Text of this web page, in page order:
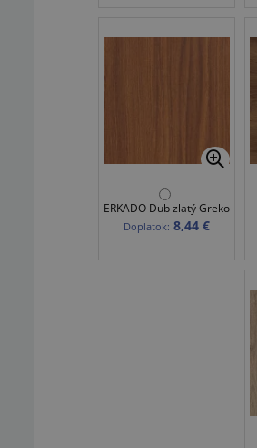
ERKADO Dub zlatý Greko
Doplatok: 8,44 €